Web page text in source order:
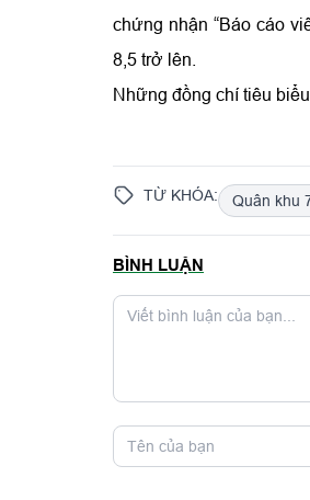
chứng nhận “Báo cáo
8,5 trở lên.
Những đồng chí tiêu
TỪ KHÓA: Quân khu
BÌNH LUẬN